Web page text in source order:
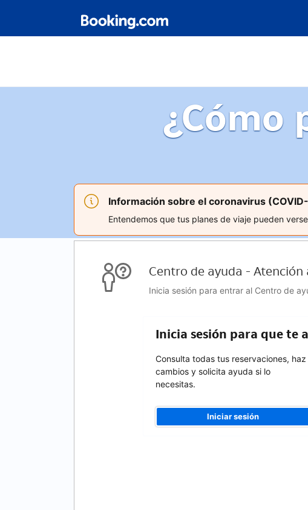
¿Cómo
Información sobre el coronavirus
Entendemos que tus planes de viaje pueden
Centro de ayuda - Atención
Inicia sesión para entrar al Centro de
Inicia sesión para que te
Consulta todas tus reservaciones, haz
cambios y solicita ayuda si lo
necesitas.
Iniciar sesión